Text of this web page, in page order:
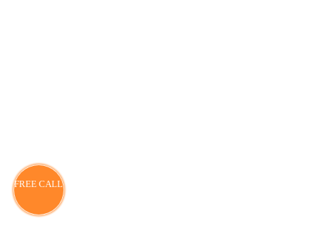
FREE CALL